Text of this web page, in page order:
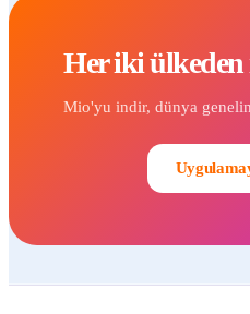
Her iki ülkeden
Mio'yu indir, dünya